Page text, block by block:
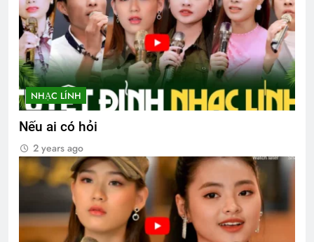
NHẠC LÍNH
Nếu ai có hỏi
2 years ago